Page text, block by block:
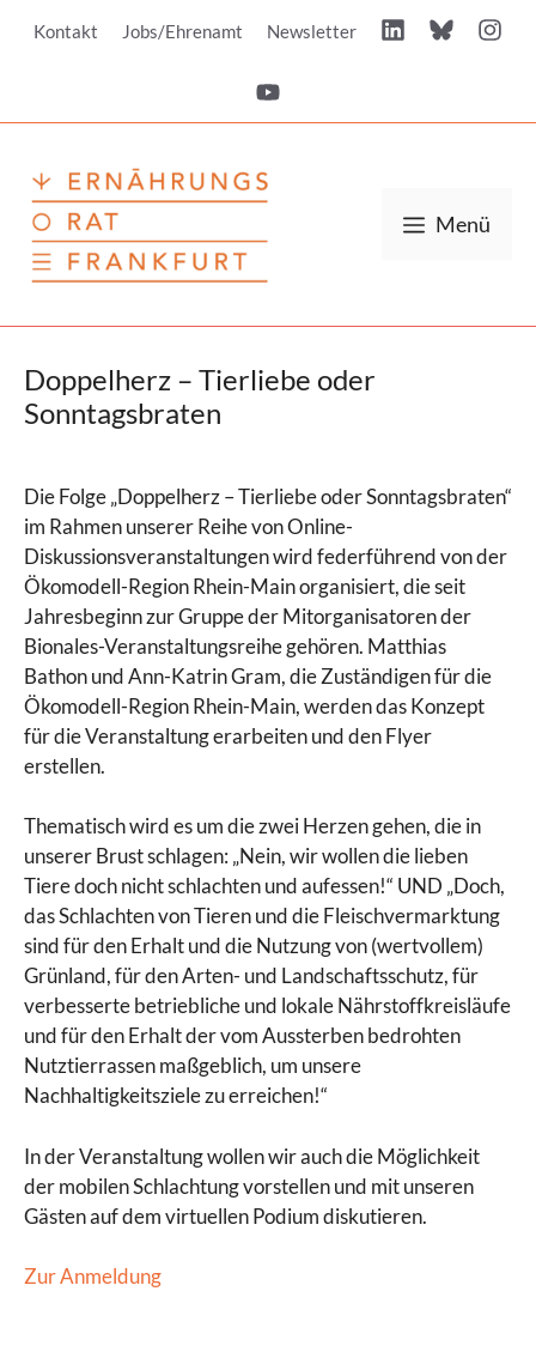
InhaltKontakt Jobs/Ehrenamt Newsletter
Menü
Doppelherz – Tierliebe oder
Sonntagsbraten
Die Folge „Doppelherz – Tierliebe oder Sonntagsbraten“
im Rahmen unserer Reihe von Online-
Diskussionsveranstaltungen wird federführend von der
Ökomodell-Region Rhein-Main organisiert, die seit
Jahresbeginn zur Gruppe der Mitorganisatoren der
Bionales-Veranstaltungsreihe gehören. Matthias
Bathon und Ann-Katrin Gram, die Zuständigen für die
Ökomodell-Region Rhein-Main, werden das Konzept
für die Veranstaltung erarbeiten und den Flyer
erstellen.
Thematisch wird es um die zwei Herzen gehen, die in
unserer Brust schlagen: „Nein, wir wollen die lieben
Tiere doch nicht schlachten und aufessen!“ UND „Doch,
das Schlachten von Tieren und die Fleischvermarktung
sind für den Erhalt und die Nutzung von (wertvollem)
Grünland, für den Arten- und Landschaftsschutz, für
verbesserte betriebliche und lokale Nährstoffkreisläufe
und für den Erhalt der vom Aussterben bedrohten
Nutztierrassen maßgeblich, um unsere
Nachhaltigkeitsziele zu erreichen!“
In der Veranstaltung wollen wir auch die Möglichkeit
der mobilen Schlachtung vorstellen und mit unseren
Gästen auf dem virtuellen Podium diskutieren.
Zur Anmeldung